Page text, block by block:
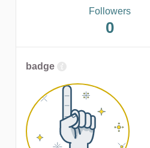
Followers
0
badge